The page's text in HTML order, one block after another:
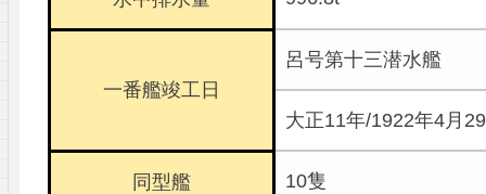
一番艦竣工日
呂号第十三潜水艦
大正11年/1922年4月
同型艦 10隻